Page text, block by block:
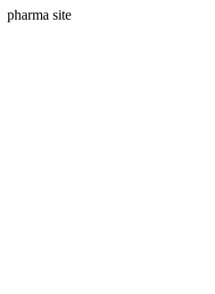
pharma site